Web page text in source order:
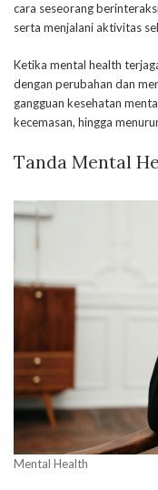
cara seseorang
serta menjalani aktivitas
Ketika mental health
dengan perubahan dan
gangguan kesehatan
kecemasan, hingga
Tanda Mental
Mental Health